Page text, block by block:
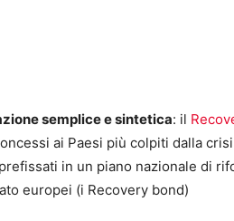
semplice e sintetica: il
ai Paesi più colpiti dalla
in un piano nazionale di
europei (i Recovery bond)